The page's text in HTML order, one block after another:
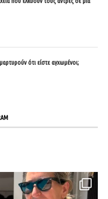
ότι είστε αγχωμένοι;